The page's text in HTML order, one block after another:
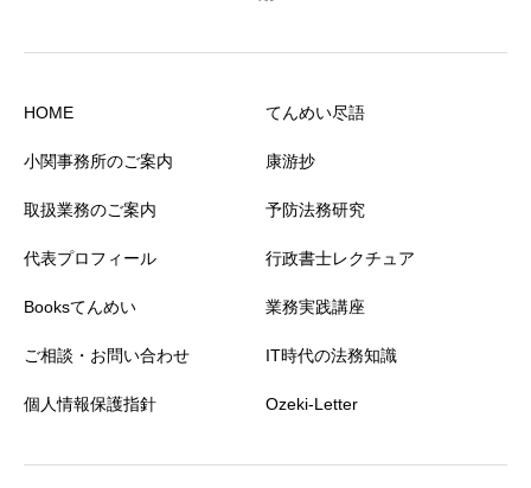
HOME
小関事務所のご案内
取扱業務のご案内
代表プロフィール
Booksてんめい
ご相談・お問い合わせ
個人情報保護指針
てんめい尽語
康游抄
予防法務研究
行政書士レクチュア
業務実践講座
IT時代の法務知識
Ozeki-Letter